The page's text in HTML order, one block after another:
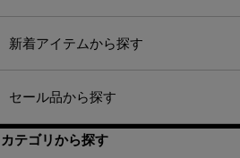
新着アイテムから探す
セール品から探す
カテゴリから探す